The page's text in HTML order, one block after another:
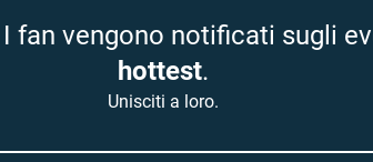
I fan vengono notificati sugli
hottest.
Unisciti a loro.